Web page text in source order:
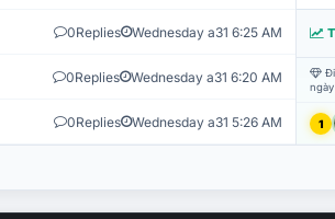
0Replies Wednesday a31 6:25 AM
0Replies Wednesday a31 6:20 AM
0Replies Wednesday a31 5:26 AM 1